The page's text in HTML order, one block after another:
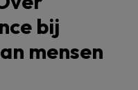
bij
mensen